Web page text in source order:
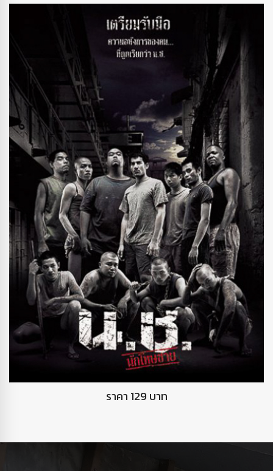
DVD นักโทษชาย
ราคา 129 บาท